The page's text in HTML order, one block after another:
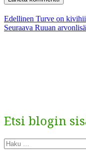
Artikkelien
Edellinen Edellinen
artikkeli:
Turve on
Seuraava Seuraava
Ruuan
Etsi blogin
Etsi: